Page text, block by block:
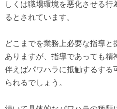
しくは職場環境を悪化させる行
るとされています。
どこまでを業務上必要な指導と
ありますが、指導であっても精
伴えばパワハラに抵触するする
られるでしょう。